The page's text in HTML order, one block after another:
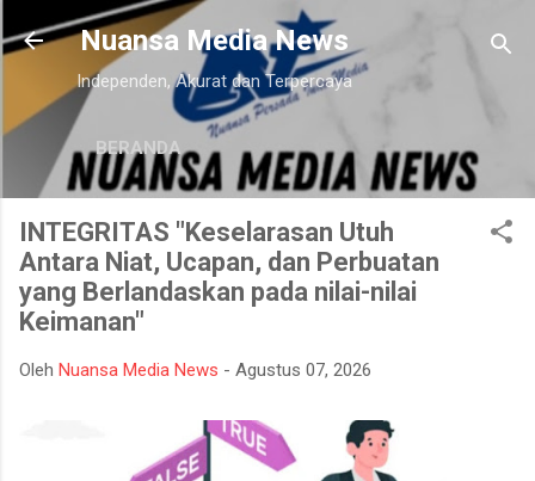
Langsung ke konten utama
Nuansa Media News
Independen, Akurat dan Terpercaya
BERANDA
INTEGRITAS "Keselarasan Utuh
Antara Niat, Ucapan, dan Perbuatan
yang Berlandaskan pada nilai-nilai
Keimanan"
Oleh Nuansa Media News - Agustus 07, 2026